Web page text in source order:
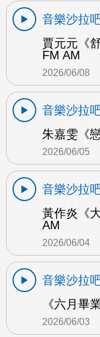
音樂沙拉
賈元元《
FM AM
2026/06/08
音樂沙拉
朱嘉雯《
2026/06/05
音樂沙拉
黃作炎《
AM
2026/06/04
音樂沙拉
《六月畢
2026/06/03